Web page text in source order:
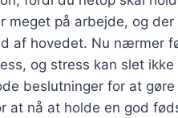
meget på arbejde, og
af hovedet. Nu nærmer
og stress kan slet
beslutninger for at
at nå at holde en god